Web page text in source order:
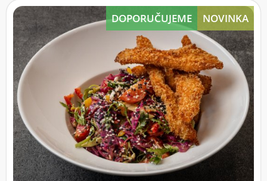
NOVINKA
DOPORUČUJEME